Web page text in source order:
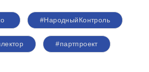
#НародныйКонтроль
#партпроект